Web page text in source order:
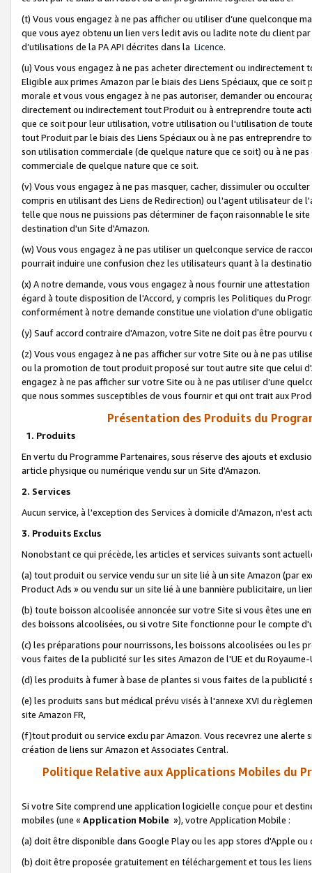
(t) Vous vous engagez à ne pas afficher ou utiliser d’une quelconque
que vous ayez obtenu un lien vers ledit avis ou ladite note du client
d’utilisations de la PA API décrites dans la Licence.
(u) Vous vous engagez à ne pas acheter directement ou
Eligible aux primes Amazon par le biais des Liens Spéciaux, que ce
morale et vous vous engagez à ne pas autoriser, demander ou
directement ou indirectement tout Produit ou à entreprendre toute
que ce soit pour leur utilisation, votre utilisation ou l'utilisation de
tout Produit par le biais des Liens Spéciaux ou à ne pas entreprendre
son utilisation commerciale (de quelque nature que ce soit) ou à ne
commerciale de quelque nature que ce soit.
(v) Vous vous engagez à ne pas masquer, cacher, dissimuler ou
compris en utilisant des Liens de Redirection) ou l'agent utilisateur
telle que nous ne puissions pas déterminer de façon raisonnable le
destination d'un Site d'Amazon.
(w) Vous vous engagez à ne pas utiliser un quelconque service de
pourrait induire une confusion chez les utilisateurs quant à la
(x) A notre demande, vous vous engagez à nous fournir une
égard à toute disposition de l'Accord, y compris les Politiques du
conformément à notre demande constitue une violation d'une
(y) Sauf accord contraire d'Amazon, votre Site ne doit pas être
(z) Vous vous engagez à ne pas afficher sur votre Site ou à ne pas
ou la promotion de tout produit proposé sur tout autre site que celui
engagez à ne pas afficher sur votre Site ou à ne pas utiliser d’une
que nous sommes susceptibles de vous fournir et qui ont trait aux
Présentation des Produits du
1. Produits
En vertu du Programme Partenaires, sous réserve des ajouts et
article physique ou numérique vendu sur un Site d'Amazon.
2. Services
Aucun service, à l'exception des Services à domicile d'Amazon, n'est
3. Produits Exclus
Nonobstant ce qui précède, les articles et services suivants sont
(a) tout produit ou service vendu sur un site lié à un site Amazon (par
Product Ads » ou vendu sur un site lié à une bannière publicitaire, un
(b) toute boisson alcoolisée annoncée sur votre Site si vous êtes une
des boissons alcoolisées, ou si votre Site fonctionne pour le compte
(c) les préparations pour nourrissons, les boissons alcoolisées ou les
vous faites de la publicité sur les sites Amazon de l'UE et du Royaume-
(d) les produits à fumer à base de plantes si vous faites de la publicité
(e) les produits sans but médical prévu visés à l'annexe XVI du
site Amazon FR,
(f)tout produit ou service exclu par Amazon. Vous recevrez une alerte
création de liens sur Amazon et Associates Central.
Politique Relative aux Applications Mobiles du
Si votre Site comprend une application logicielle conçue pour et
mobiles (une « Application Mobile »), votre Application Mobile :
(a) doit être disponible dans Google Play ou les app stores d'Apple ou
(b) doit être proposée gratuitement en téléchargement et tous les